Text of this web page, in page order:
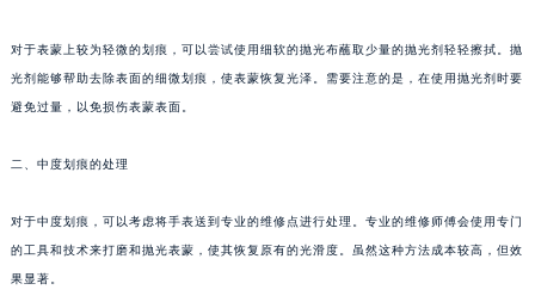
对于表蒙上较为轻微的划痕，可以尝试使用细软的抛光布蘸取少量的抛光剂轻轻擦拭。抛
光剂能够帮助去除表面的细微划痕，使表蒙恢复光泽。需要注意的是，在使用抛光剂时要
避免过量，以免损伤表蒙表面。
二、中度划痕的处理
对于中度划痕，可以考虑将手表送到专业的维修点进行处理。专业的维修师傅会使用专门
的工具和技术来打磨和抛光表蒙，使其恢复原有的光滑度。虽然这种方法成本较高，但效
果显著。